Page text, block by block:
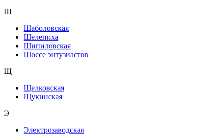
Ш
Шаболовская
Шелепиха
Шипиловская
Шоссе энтузиастов
Щ
Щелковская
Щукинская
Э
Электрозаводская